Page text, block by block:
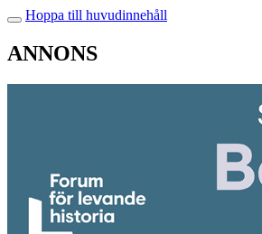
Hoppa till huvudinnehåll
ANNONS